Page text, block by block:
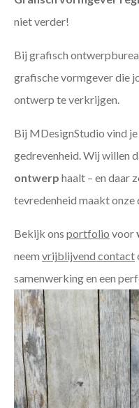
niet verder!
Bij grafisch
grafische vormgever die
ontwerp te verkrijgen.
Bij MDesignStudio vind
gedrevenheid. Wij willen
ontwerp haalt – en daar
tevredenheid maakt onze
Bekijk ons portfolio voor
neem vrijblijvend contact
samenwerking en een